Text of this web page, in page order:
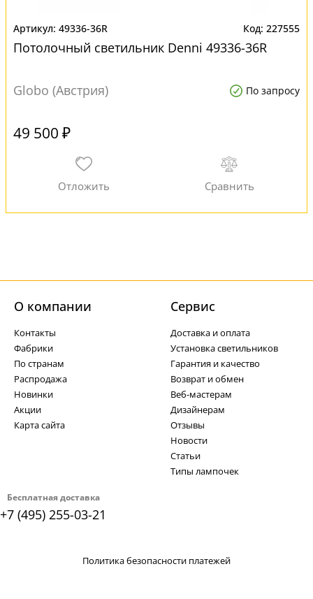
49336-36R 227555
Потолочный светильник Denni 49336-36R
Globo (Австрия) По запросу
49 500 ₽
Бесплатная доставка
+7 (495) 255-03-21
О компании
Контакты
Фабрики
По странам
Распродажа
Новинки
Акции
Карта сайта
Cервис
Доставка и оплата
Установка светильников
Гарантия и качество
Возврат и обмен
Веб-мастерам
Дизайнерам
Отзывы
Новости
Статьи
Типы лампочек
Политика безопасности платежей